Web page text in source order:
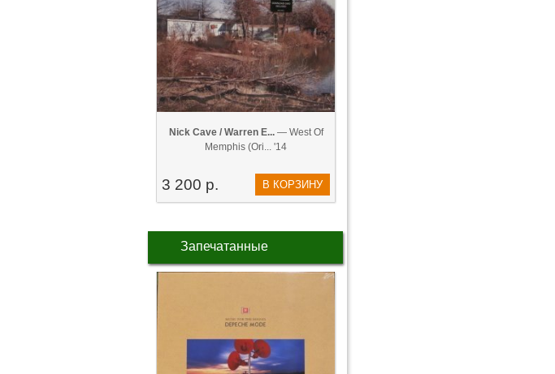
Nick Cave / Warren E...— West Of
Memphis (Ori... '14
3 200 р. В КОРЗИНУ
Запечатанные